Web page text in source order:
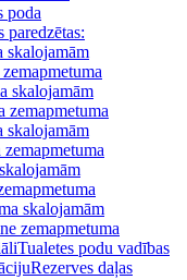
poda
paredzētas:
skalojamām
skalojamām
zemapmetuma
skalojamām
skalojamām
zemapmetuma
Tualetes podu vadības
Rezerves daļas